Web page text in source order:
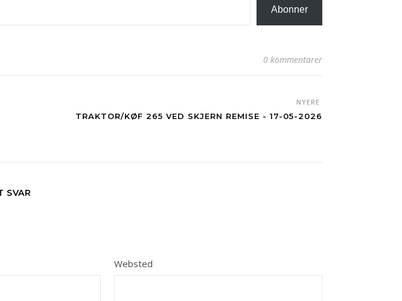
Abonner
0 kommentarer
NYERE
TRAKTOR/KØF 265 VED SKJERN REMISE - 17-05-2026
SVAR
Websted